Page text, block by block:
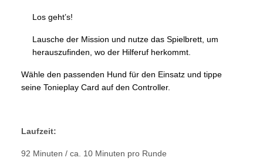
Los geht’s!
Lausche der Mission und nutze das Spielbrett, um
herauszufinden, wo der Hilferuf herkommt.
Wähle den passenden Hund für den Einsatz und tippe
seine Tonieplay Card auf den Controller.
Laufzeit:
92 Minuten / ca. 10 Minuten pro Runde